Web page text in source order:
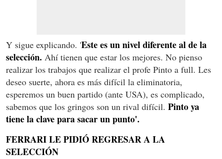
Y sigue explicando. 'Este es un nivel diferente al de la
selección. Ahí tienen que estar los mejores. No pienso
realizar los trabajos que realizar el profe Pinto a full. Les
deseo suerte, ahora es más difícil la eliminatoria,
esperemos un buen partido (ante USA), es complicado,
sabemos que los gringos son un rival difícil. Pinto ya
tiene la clave para sacar un punto'.
FERRARI LE PIDIÓ REGRESAR A LA
SELECCIÓN